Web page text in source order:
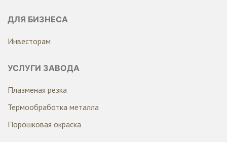
ДЛЯ БИЗНЕСА
Инвесторам
УСЛУГИ ЗАВОДА
Плазменая резка
Термообработка металла
Порошковая окраска